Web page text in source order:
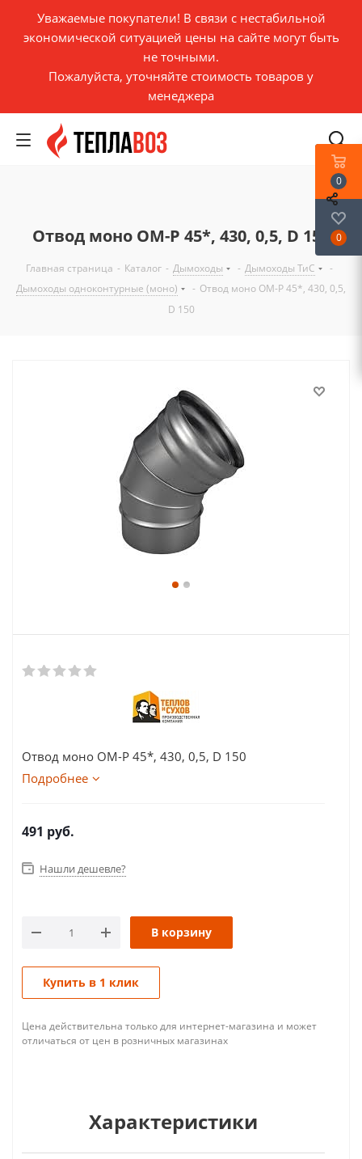
Уважаемые покупатели! В связи с нестабильной
экономической ситуацией цены на сайте могут быть
не точными.
Пожалуйста, уточняйте стоимость товаров у
менеджера
Отвод моно ОМ-Р 45*, 430, 0,5, D 150
Главная страница - Каталог - Дымоходы - Дымоходы ТиС
-
Дымоходы одноконтурные (моно)
- Отвод моно ОМ-Р 45*, 430, 0,5,
D 150
Отвод моно ОМ-Р 45*, 430, 0,5, D 150
Подробнее
491 руб.
Нашли дешевле?
В корзину
Купить в 1 клик
Цена действительна только для интернет-магазина и может
отличаться от цен в розничных магазинах
Характеристики
0
0